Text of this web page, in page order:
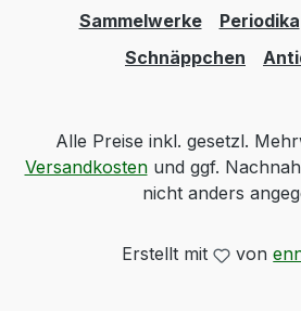
Sammelwerke
Periodika
Schnäppchen
Alle Preise inkl. gesetzl.
Versandkostenund ggf.
nicht anders
Erstellt mit von